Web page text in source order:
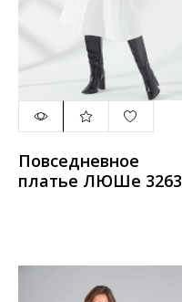
Повседневное
платье ЛЮШе 3263